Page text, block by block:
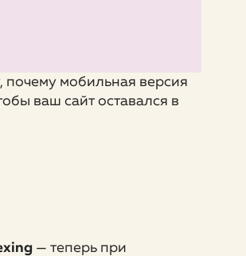
почему мобильная версия
ваш сайт оставался в
— теперь при